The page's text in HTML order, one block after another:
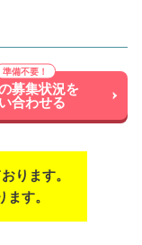
募集状況を
合わせる
ります。
す。